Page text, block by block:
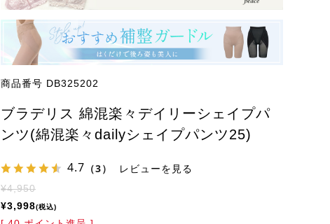
商品番号 DB325202
ブラデリス 綿混楽々デイリーシェイプパ
ンツ(綿混楽々dailyシェイプパンツ25)
4.7 （3） レビューを見る
¥4,950
¥3,998 税込